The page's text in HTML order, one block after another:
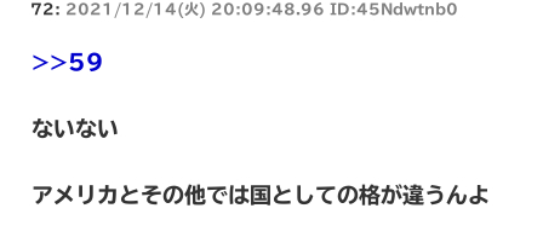
72: 2021/12/14(火) 20:09:48.96 ID:45Ndwtnb0
>>59
ないない
アメリカとその他では国としての格が違うんよ